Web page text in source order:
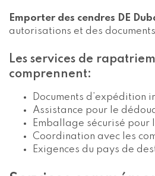
Emporter des cendres DE
autorisations et des
Les services de
comprennent:
Documents d’expédition
Assistance pour le
Emballage sécurisé pour
Coordination avec les
Exigences du pays de